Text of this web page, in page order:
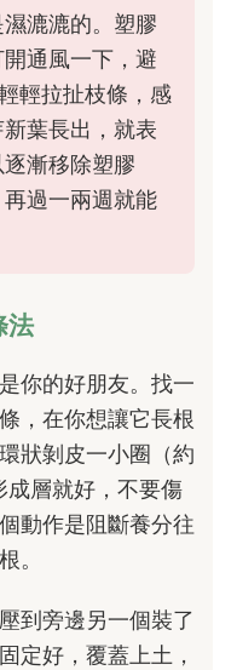
漉漉的。塑膠
通風一下，避
輕拉扯枝條，感
葉長出，就表
漸移除塑膠
過一兩週就能
法
你的好朋友。找一
，在你想讓它長根
狀剝皮一小圈（約
成層就好，不要傷
動作是阻斷養分往
。
到旁邊另一個裝了
定好，覆蓋上土，